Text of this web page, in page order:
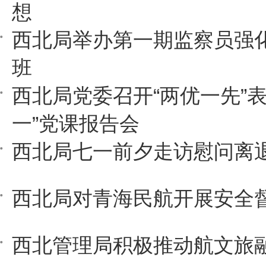
想
西北局举办第一期监察员强
班
西北局党委召开“两优一先”
一”党课报告会
西北局七一前夕走访慰问离
西北局对青海民航开展安全
西北管理局积极推动航文旅